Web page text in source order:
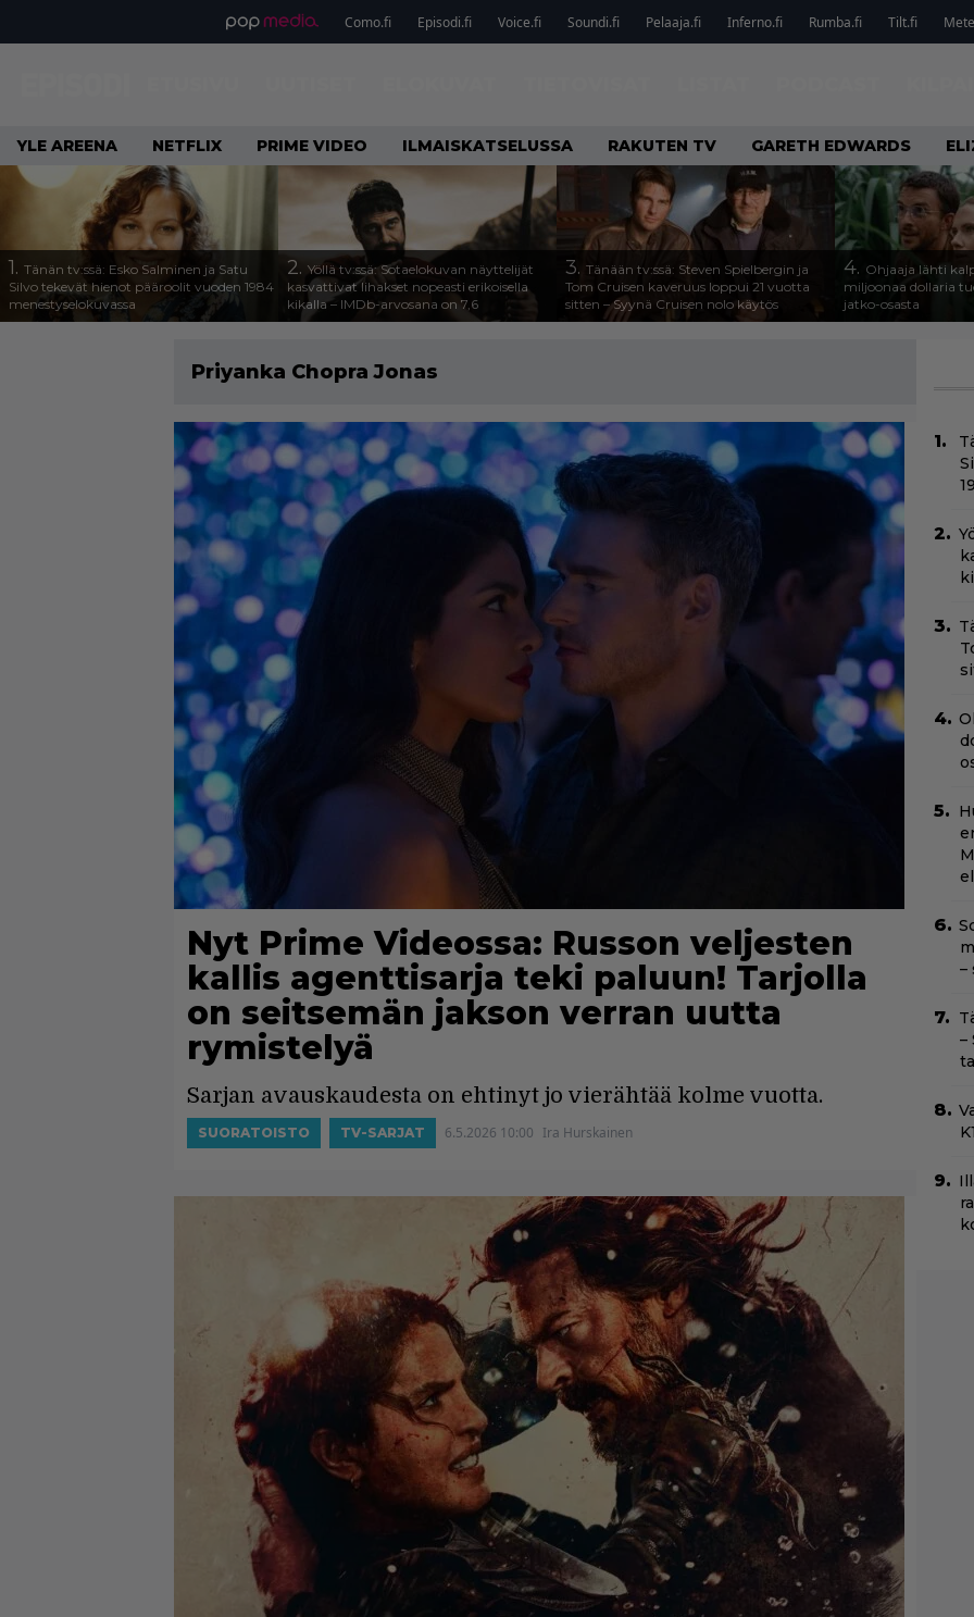
Como.fi Episodi.fi Voice.fi Soundi.fi Pelaaja.fi Inferno.fi Rumba.fi Tilt.fi
YLE AREENA NETFLIX PRIME VIDEO ILMAISKATSELUSSA RAKUTEN TV GARETH EDWARDS
1. Tänän tv:ssä: Esko Salminen ja Satu
Silvo tekevät hienot pääroolit vuoden 1984
menestyselokuvassa
2. Yöllä tv:ssä: Sotaelokuvan näyttelijät
kasvattivat lihakset nopeasti erikoisella
kikalla – IMDb-arvosana on 7,6
3. Tänään tv:ssä: Steven Spielbergin ja
Tom Cruisen kaveruus loppui 21 vuotta
sitten – Syynä Cruisen nolo käytös
4. Ohjaaja lähti
miljoonaa dollaria
jatko-osasta
Priyanka Chopra Jonas
Nyt Prime Videossa: Russon veljesten
kallis agenttisarja teki paluun! Tarjolla
on seitsemän jakson verran uutta
rymistelyä
Sarjan avauskaudesta on ehtinyt jo vierähtää kolme vuotta.
SUORATOISTO TV-SARJAT 6.5.2026 10:00 Ira Hurskainen
–
–